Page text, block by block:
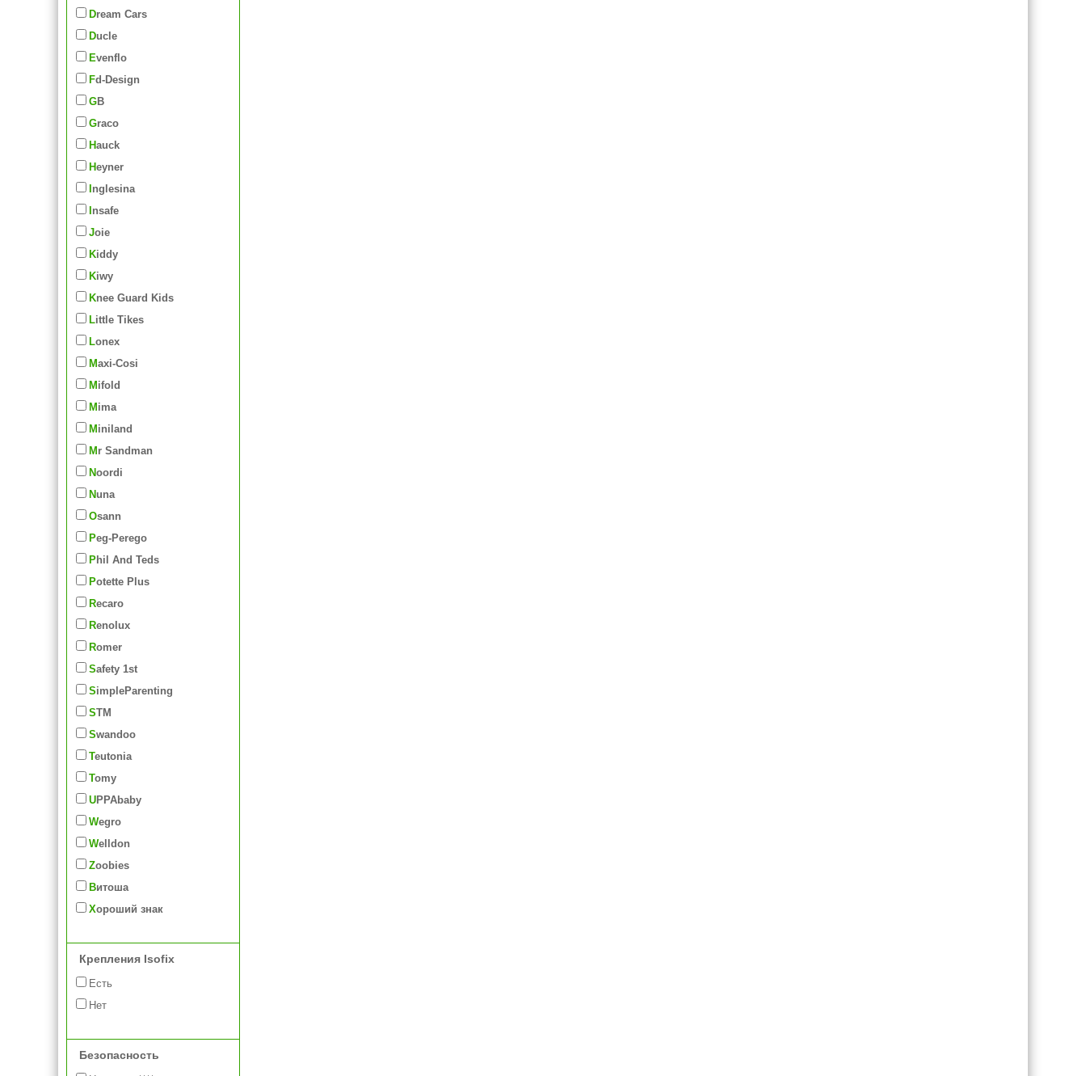
Dream Cars
Ducle
Evenflo
Fd-Design
GB
Graco
Hauck
Heyner
Inglesina
Insafe
Joie
Kiddy
Kiwy
Knee Guard Kids
Little Tikes
Lonex
Maxi-Cosi
Mifold
Mima
Miniland
Mr Sandman
Noordi
Nuna
Osann
Peg-Perego
Phil And Teds
Potette Plus
Recaro
Renolux
Romer
Safety 1st
SimpleParenting
STM
Swandoo
Teutonia
Tomy
UPPAbaby
Wegro
Welldon
Zoobies
Витоша
Хороший знак
Крепления Isofix
Есть
Нет
Безопасность